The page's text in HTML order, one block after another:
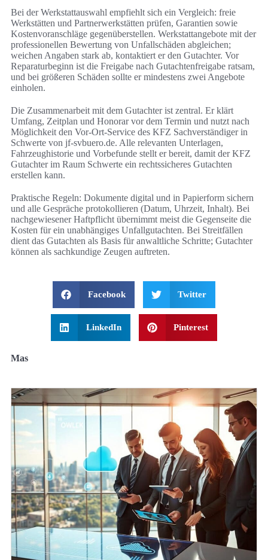
Bei der Werkstattauswahl empfiehlt sich ein Vergleich: freie
Werkstätten und Partnerwerkstätten prüfen, Garantien sowie
Kostenvoranschläge gegenüberstellen. Werkstattangebote mit der
professionellen Bewertung von Unfallschäden abgleichen;
weichen Angaben stark ab, kontaktiert er den Gutachter. Vor
Reparaturbeginn ist die Freigabe nach Gutachtenfreigabe ratsam,
und bei größeren Schäden sollte er mindestens zwei Angebote
einholen.
Die Zusammenarbeit mit dem Gutachter ist zentral. Er klärt
Umfang, Zeitplan und Honorar vor dem Termin und nutzt nach
Möglichkeit den Vor-Ort-Service des KFZ Sachverständiger in
Schwerte von jf-svbuero.de. Alle relevanten Unterlagen,
Fahrzeughistorie und Vorbefunde stellt er bereit, damit der KFZ
Gutachter im Raum Schwerte ein rechtssicheres Gutachten
erstellen kann.
Praktische Regeln: Dokumente digital und in Papierform sichern
und alle Gespräche protokollieren (Datum, Uhrzeit, Inhalt). Bei
nachgewiesener Haftpflicht übernimmt meist die Gegenseite die
Kosten für ein unabhängiges Unfallgutachten. Bei Streitfällen
dient das Gutachten als Basis für anwaltliche Schritte; Gutachter
können als sachkundige Zeugen auftreten.
Facebook Twitter
LinkedIn Pinterest
Mas